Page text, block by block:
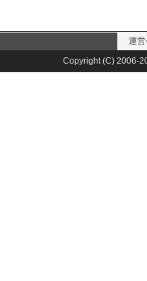
運
Copyright (C) 2006-